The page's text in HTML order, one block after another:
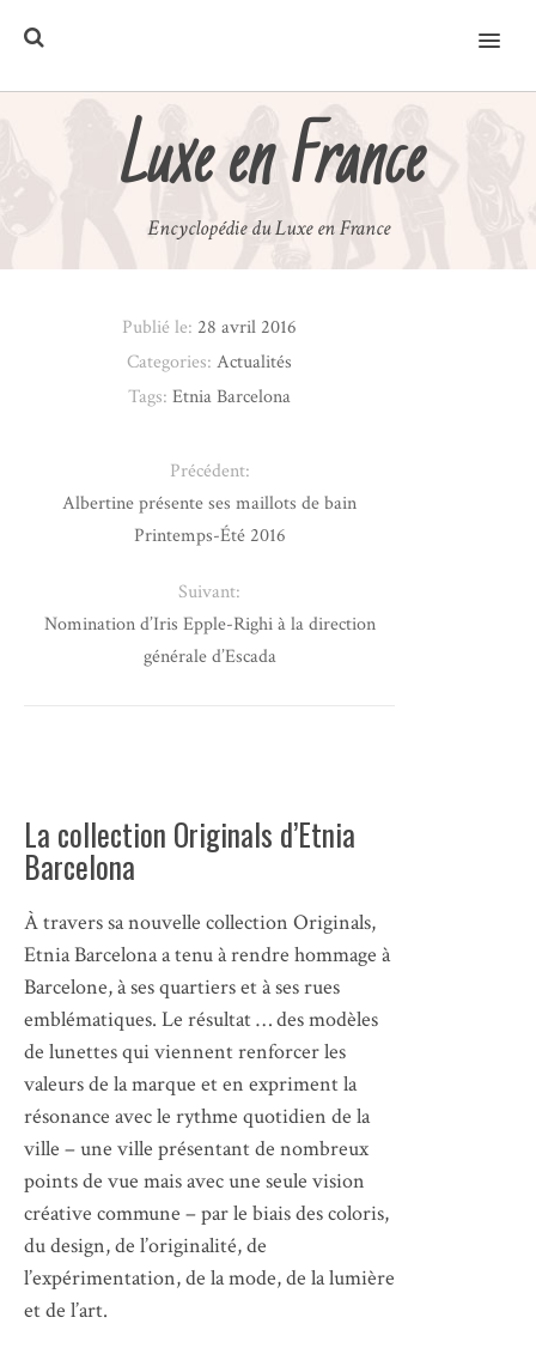
MENU
Luxe en France
Encyclopédie du Luxe en France
La collection Originals d’Etnia
Barcelona
À travers sa nouvelle collection Originals,
Etnia Barcelona a tenu à rendre hommage à
Barcelone, à ses quartiers et à ses rues
emblématiques. Le résultat … des modèles
de lunettes qui viennent renforcer les
valeurs de la marque et en expriment la
résonance avec le rythme quotidien de la
ville – une ville présentant de nombreux
points de vue mais avec une seule vision
créative commune – par le biais des coloris,
du design, de l’originalité, de
l’expérimentation, de la mode, de la lumière
et de l’art.
Publié le: 28 avril 2016
Categories:Actualités
Tags:Etnia Barcelona
Précédent:
Albertine présente ses maillots de bain
Printemps-Été 2016
Suivant:
Nomination d’Iris Epple-Righi à la direction
générale d’Escada